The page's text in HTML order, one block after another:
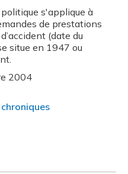
s'applique à
de prestations
(date du
situe en 1947 ou
2004